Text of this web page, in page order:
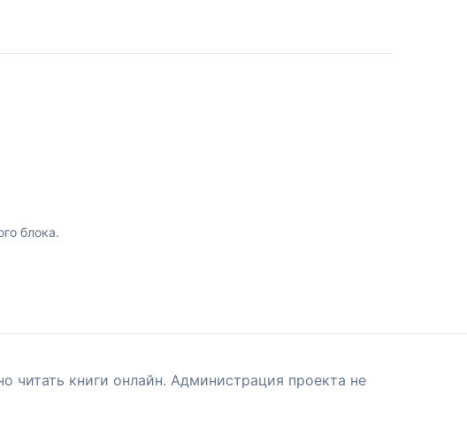
блока.
читать книги онлайн. Администрация проекта не